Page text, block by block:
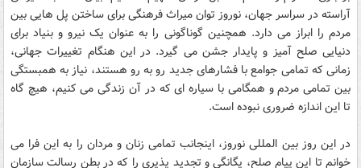
آراسته در سراسر جهان، نوروز توان میراث فرهنگی برای ساختن پل هایی بین
مردم را ابراز می دارد. همچنین گوناگونی را به عنوان یک نیرو و بنیاد برای
دنیایی صلح آمیز و پایدار جشن می گیرد. در این هنگام تغییرات جهانی،
زمانی که تمامی جوامع با فشارهای جدید رو به رو هستند، نیاز به همبستگی
بین تمامی مردم و همگامی با سیاره ای که در آن زندگی می کنیم، هیچ گاه
تا این اندازه ضروری نبوده است.
در این روز بین المللی نوروز، اینجانب تمامی زنان و مردان را به این فرا می
خوانم تا این پیام صلح، یگانگی و تجدید پذیری را که در بطن رسالت سازمان